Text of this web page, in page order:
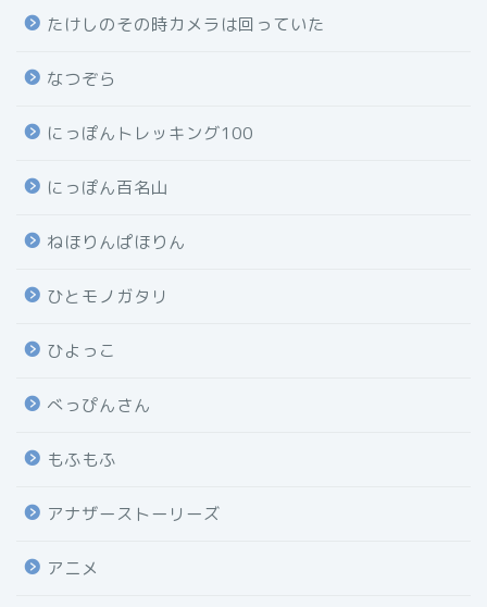
たけしのその時カメラは回っていた
なつぞら
にっぽんトレッキング100
にっぽん百名山
ねほりんぱほりん
ひとモノガタリ
ひよっこ
べっぴんさん
もふもふ
アナザーストーリーズ
アニメ